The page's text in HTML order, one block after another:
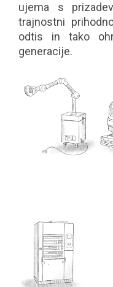
ujema s
trajnostni
odtis in tako
generacije.